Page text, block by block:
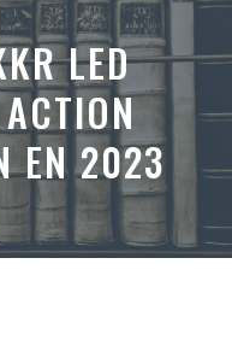
LED
EN 2023